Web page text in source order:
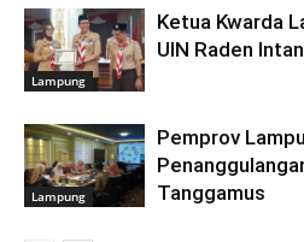
Lampung
Ketua Kwarda
UIN Raden
Lampung
Pemprov
Tanggamus